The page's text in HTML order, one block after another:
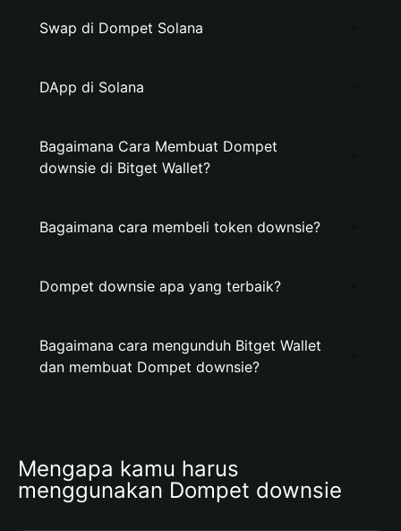
Swap di Dompet Solana
DApp di Solana
Bagaimana Cara Membuat Dompet
downsie di Bitget Wallet?
Bagaimana cara membeli token downsie?
Dompet downsie apa yang terbaik?
Bagaimana cara mengunduh Bitget Wallet
dan membuat Dompet downsie?
Mengapa kamu harus
menggunakan Dompet downsie